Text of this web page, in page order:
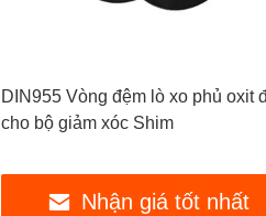
DIN955 Vòng đệm lò xo phủ oxit
cho bộ giảm xóc Shim
Nhận giá tốt nhất